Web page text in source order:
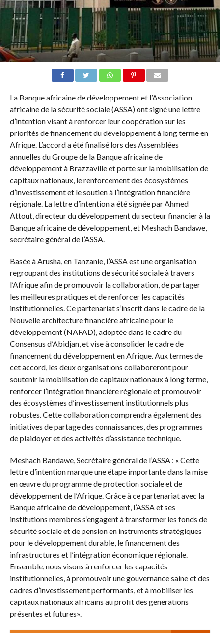
La Banque africaine de développement et l’Association
africaine de la sécurité sociale (ASSA) ont signé une lettre
d’intention visant à renforcer leur coopération sur les
priorités de financement du développement à long terme en
Afrique. L’accord a été finalisé lors des Assemblées
annuelles du Groupe de la Banque africaine de
développement à Brazzaville et porte sur la mobilisation de
capitaux nationaux, le renforcement des écosystèmes
d’investissement et le soutien à l’intégration financière
régionale. La lettre d’intention a été signée par Ahmed
Attout, directeur du développement du secteur financier à la
Banque africaine de développement, et Meshach Bandawe,
secrétaire général de l’ASSA.
Basée à Arusha, en Tanzanie, l’ASSA est une organisation
regroupant des institutions de sécurité sociale à travers
l’Afrique afin de promouvoir la collaboration, de partager
les meilleures pratiques et de renforcer les capacités
institutionnelles. Ce partenariat s’inscrit dans le cadre de la
Nouvelle architecture financière africaine pour le
développement (NAFAD), adoptée dans le cadre du
Consensus d’Abidjan, et vise à consolider le cadre de
financement du développement en Afrique. Aux termes de
cet accord, les deux organisations collaboreront pour
soutenir la mobilisation de capitaux nationaux à long terme,
renforcer l’intégration financière régionale et promouvoir
des écosystèmes d’investissement institutionnels plus
robustes. Cette collaboration comprendra également des
initiatives de partage des connaissances, des programmes
de plaidoyer et des activités d’assistance technique.
Meshach Bandawe, Secrétaire général de l’ASSA : « Cette
lettre d’intention marque une étape importante dans la mise
en œuvre du programme de protection sociale et de
développement de l’Afrique. Grâce à ce partenariat avec la
Banque africaine de développement, l’ASSA et ses
institutions membres s’engagent à transformer les fonds de
sécurité sociale et de pension en instruments stratégiques
pour le développement durable, le financement des
infrastructures et l’intégration économique régionale.
Ensemble, nous visons à renforcer les capacités
institutionnelles, à promouvoir une gouvernance saine et des
cadres d’investissement performants, et à mobiliser les
capitaux nationaux africains au profit des générations
présentes et futures».